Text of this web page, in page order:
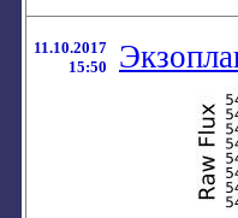
11.10.2017
15:50